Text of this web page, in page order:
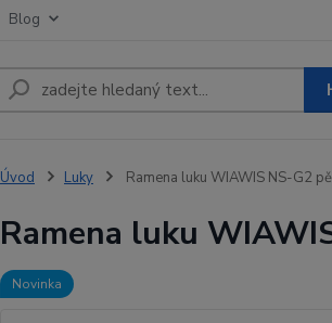
Blog
Úvod Luky Ramena luku WIAWIS NS-G2
Ramena luku
Novinka